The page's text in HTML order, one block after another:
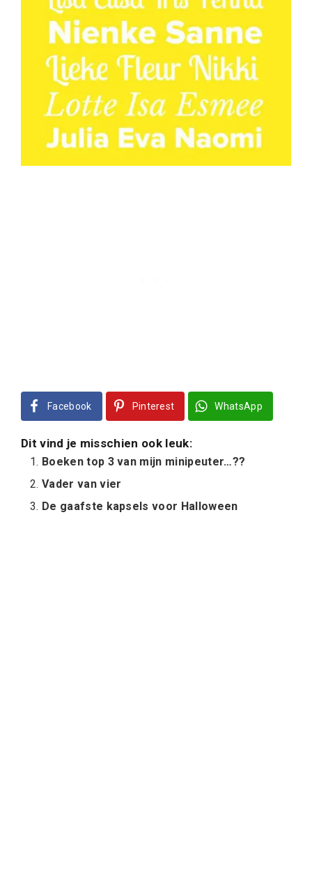
Facebook Pinterest WhatsApp
Dit vind je misschien ook leuk:
Boeken top 3 van mijn minipeuter…??
Vader van vier
De gaafste kapsels voor Halloween